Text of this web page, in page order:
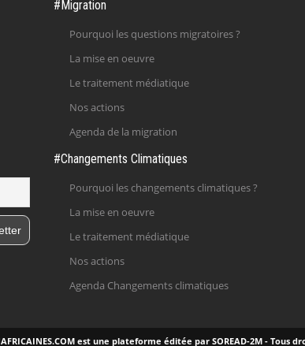
#Migration
Pourquoi les questions migratoires ?
La mise en oeuvre
Le traitement médiatique
Nos actions
Agenda de la migration
#Changements Climatiques
Pourquoi les changements climatiques ?
La mise en oeuvre
Le traitement médiatique
Nos actions
Agenda Changements climatiques
est une plateforme éditée par SOREAD-2M - Tous